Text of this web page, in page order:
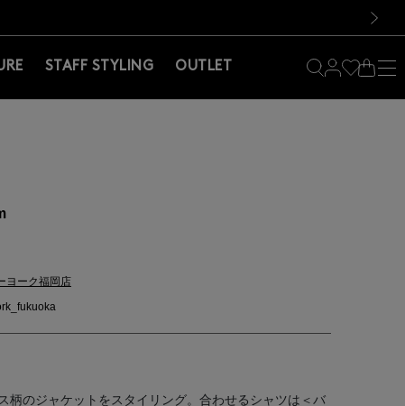
買い物の際は会員登録を！
買い物の際は会員登録を！
STAFF STYLING OUTLET
ーク福岡店
柄のジャケットをスタイリング。合わせるシャツは＜バ